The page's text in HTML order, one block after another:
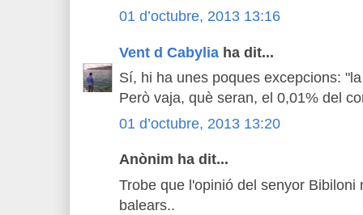
01 d’octubre, 2013 13:16
Vent d Cabylia ha dit...
Sí, hi ha unes poques excepcions:
Però vaja, què seran, el 0,01% del
01 d’octubre, 2013 13:20
Anònim ha dit...
Trobe que l'opinió del senyor Bibiloni
balears..